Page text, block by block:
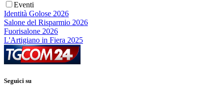
Eventi
Identità Golose 2026
Salone del Risparmio 2026
Fuorisalone 2026
L'Artigiano in Fiera 2025
Seguici su